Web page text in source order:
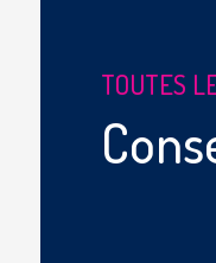
TOUTES